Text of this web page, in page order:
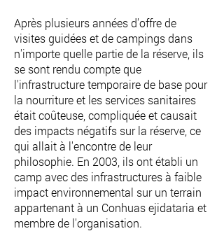
Après plusieurs années d'offre de
visites guidées et de campings dans
n'importe quelle partie de la réserve, ils
se sont rendu compte que
l'infrastructure temporaire de base pour
la nourriture et les services sanitaires
était coûteuse, compliquée et causait
des impacts négatifs sur la réserve, ce
qui allait à l'encontre de leur
philosophie. En 2003, ils ont établi un
camp avec des infrastructures à faible
impact environnemental sur un terrain
appartenant à un Conhuas ejidataria et
membre de l'organisation.